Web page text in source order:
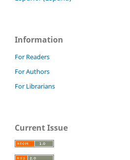
Information
For Readers
For Authors
For Librarians
Current Issue